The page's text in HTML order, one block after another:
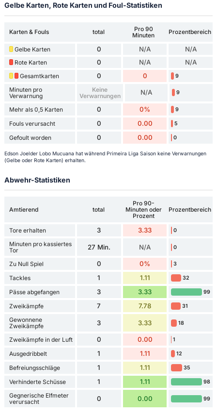
Gelbe Karten, Rote Karten und Foul-Statistiken
Karten & Fouls total
Pro 90
Minuten
Prozentbereich
Gelbe Karten 0 N/A N/A
Rote Karten 0 N/A N/A
Gesamtkarten 0 0 9
Minuten pro
Verwarnung
Keine
Verwarnungen
N/A 9
Mehr als 0,5 Karten 0 0% 9
Fouls verursacht 0 0.00 5
Gefoult worden 0 0.00 0
Edson Joelder Lobo Mucuana hat während Primeira Liga Saison keine Verwarnungen
(Gelbe oder Rote Karten) erhalten.
Abwehr-Statistiken
Amtierend total
Pro 90-
Minuten oder
Prozent
Prozentbereich
Tore erhalten 3 3.33 0
Minuten pro kassiertes
Tor
27 Min. N/A 0
Zu Null Spiel 0 0% 3
Tackles 1 1.11 32
Pässe abgefangen 3 3.33 99
Zweikämpfe 7 7.78 31
Gewonnene
Zweikämpfe
3 3.33 18
Zweikämpfe in der Luft 0 0.00 1
Ausgedribbelt 1 1.11 12
Befreiungsschläge 1 1.11 35
Verhinderte Schüsse 1 1.11 98
Gegnerische Elfmeter
verursacht
0 0.00 99